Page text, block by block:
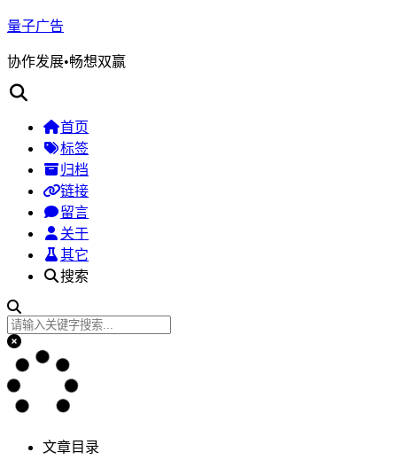
量子广告
协作发展•畅想双赢
首页
标签
归档
链接
留言
关于
其它
搜索
文章目录